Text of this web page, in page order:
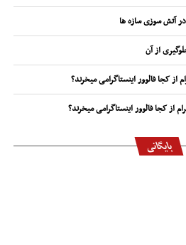
آتش سوزی سازه ها
از آن
از کجا فالوور اینستاگرامی میخرند؟
از کجا فالوور اینستاگرامی میخرند؟
بایگانی